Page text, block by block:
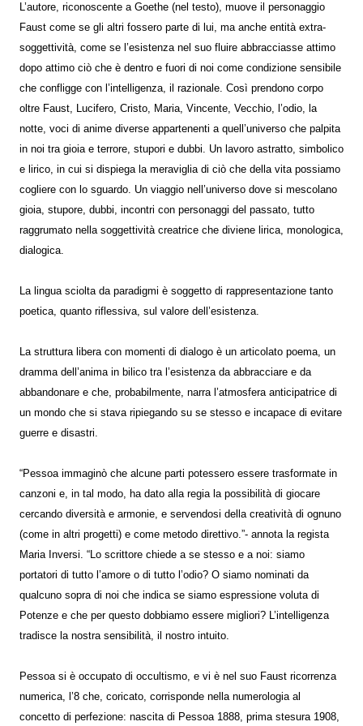
L’autore, riconoscente a Goethe (nel testo), muove il personaggio
Faust come se gli altri fossero parte di lui, ma anche entità extra-
soggettività, come se l’esistenza nel suo fluire abbracciasse attimo
dopo attimo ciò che è dentro e fuori di noi come condizione sensibile
che confligge con l’intelligenza, il razionale. Così prendono corpo
oltre Faust, Lucifero, Cristo, Maria, Vincente, Vecchio, l’odio, la
notte, voci di anime diverse appartenenti a quell’universo che palpita
in noi tra gioia e terrore, stupori e dubbi. Un lavoro astratto, simbolico
e lirico, in cui si dispiega la meraviglia di ciò che della vita possiamo
cogliere con lo sguardo. Un viaggio nell’universo dove si mescolano
gioia, stupore, dubbi, incontri con personaggi del passato, tutto
raggrumato nella soggettività creatrice che diviene lirica, monologica,
dialogica.
La lingua sciolta da paradigmi è soggetto di rappresentazione tanto
poetica, quanto riflessiva, sul valore dell’esistenza.
La struttura libera con momenti di dialogo è un articolato poema, un
dramma dell’anima in bilico tra l’esistenza da abbracciare e da
abbandonare e che, probabilmente, narra l’atmosfera anticipatrice di
un mondo che si stava ripiegando su se stesso e incapace di evitare
guerre e disastri.
“Pessoa immaginò che alcune parti potessero essere trasformate in
canzoni e, in tal modo, ha dato alla regia la possibilità di giocare
cercando diversità e armonie, e servendosi della creatività di ognuno
(come in altri progetti) e come metodo direttivo.”- annota la regista
Maria Inversi. “Lo scrittore chiede a se stesso e a noi: siamo
portatori di tutto l’amore o di tutto l’odio? O siamo nominati da
qualcuno sopra di noi che indica se siamo espressione voluta di
Potenze e che per questo dobbiamo essere migliori? L’intelligenza
tradisce la nostra sensibilità, il nostro intuito.
Pessoa si è occupato di occultismo, e vi è nel suo Faust ricorrenza
numerica, l’8 che, coricato, corrisponde nella numerologia al
concetto di perfezione: nascita di Pessoa 1888, prima stesura 1908,